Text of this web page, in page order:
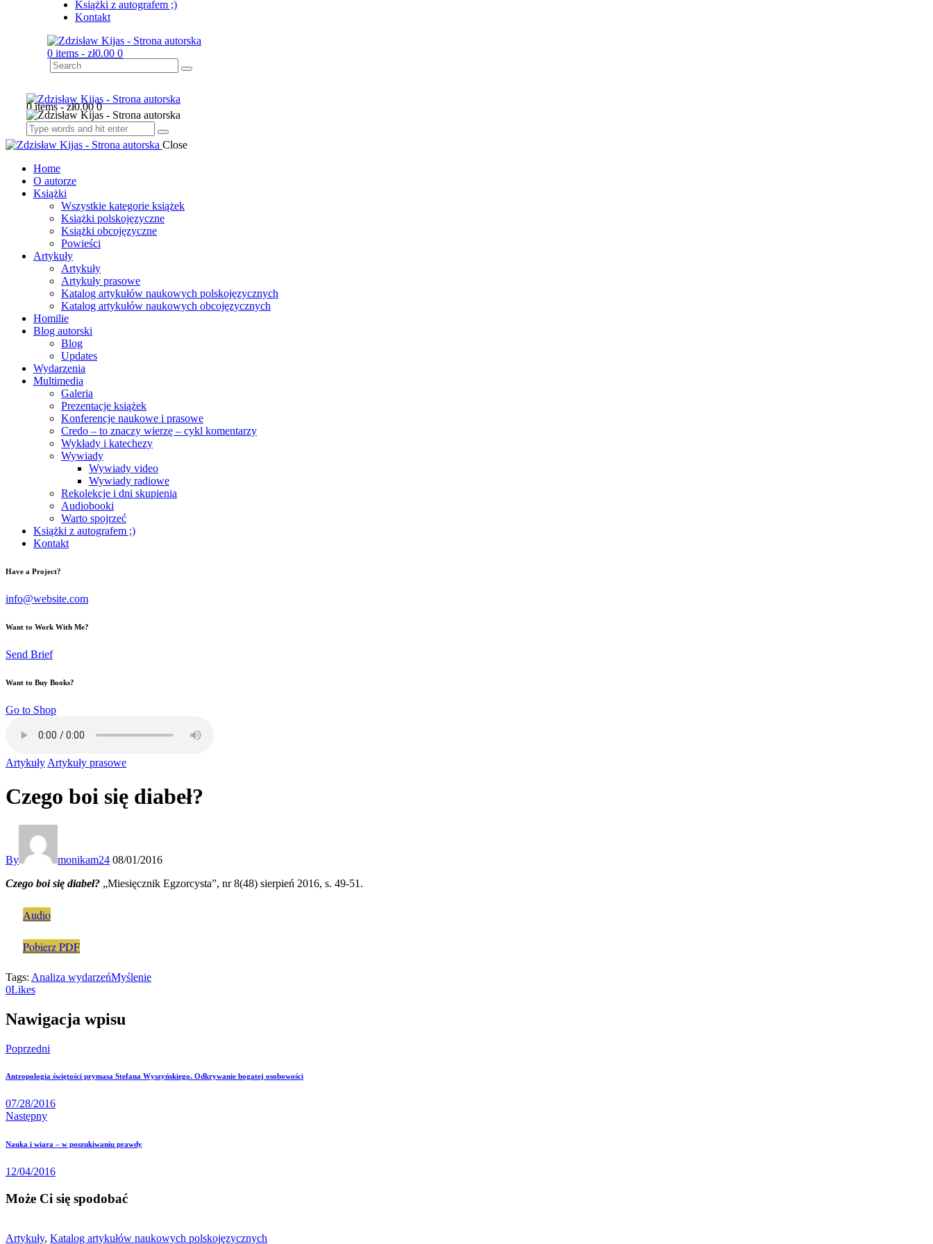
Książki z autografem ;)
Kontakt
0 items - zł0.00 0
0 items-zł0.00 0
Close
Home
O autorze
Książki
Wszystkie kategorie książek
Książki polskojęzyczne
Książki obcojęzyczne
Powieści
Artykuły
Artykuły
Artykuły prasowe
Katalog artykułów naukowych polskojęzycznych
Katalog artykułów naukowych obcojęzycznych
Homilie
Blog autorski
Blog
Updates
Wydarzenia
Multimedia
Galeria
Prezentacje książek
Konferencje naukowe i prasowe
Credo – to znaczy wierzę – cykl komentarzy
Wykłady i katechezy
Wywiady
Wywiady video
Wywiady radiowe
Rekolekcje i dni skupienia
Audiobooki
Warto spojrzeć
Książki z autografem ;)
Kontakt
Have a Project?
info@website.com
Want to Work With Me?
Send Brief
Want to Buy Books?
Go to Shop
Artykuły Artykuły prasowe
Czego boi się diabeł?
By monikam24 08/01/2016
Czego boi się diabeł? „Miesięcznik Egzorcysta”, nr 8(48) sierpień 2016, s. 49-51.
Audio
Pobierz PDF
Tags: Analiza wydarzeńMyślenie
0Likes
Nawigacja wpisu
Poprzedni
Antropologia świętości prymasa Stefana Wyszyńskiego. Odkrywanie bogatej osobowości
07/28/2016
Następny
Nauka i wiara – w poszukiwaniu prawdy
12/04/2016
Może Ci się spodobać
Artykuły, Katalog artykułów naukowych polskojęzycznych